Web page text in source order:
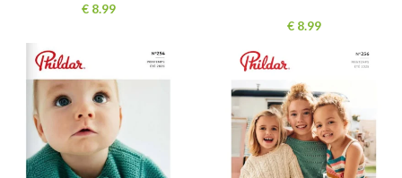
€8.99
€8.99